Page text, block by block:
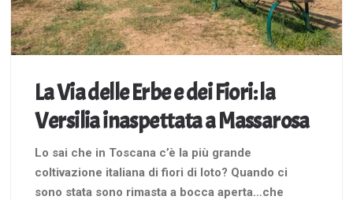
La Via delle Erbe e dei Fiori: la
Versilia inaspettata a Massarosa
Lo sai che in Toscana c’è la più grande
coltivazione italiana di fiori di loto? Quando ci
sono stata sono rimasta a bocca aperta…che